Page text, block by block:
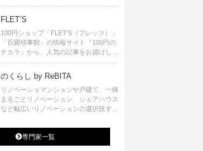
テリアや、ひとり暮らし、ふたり暮らし
のアイディアなど、賃貸でも自分らしい
暮らしを楽しむためのヒントをお届けし
ます。
FLET’S
100円ショップ「FLET’S（フレッツ）」
「百圓領事館」の情報サイト『100円の
チカラ』から、人気の記事をお届けしま
す。
のくらし by ReBITA
リノベーショマンションや戸建て、一棟
まるごとリノベーション、シェアハウス
など幅広いリノベーションの選択肢すべ
ジ・シェアスペースなど、「住む」だけ
ではなく「働く」「遊ぶ」「学ぶ」「旅
する」といった領域でも、暮らしや生き
専門家一覧